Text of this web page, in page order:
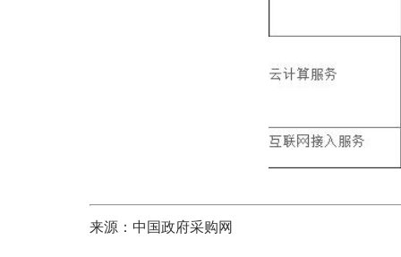
来源：中国政府采购网